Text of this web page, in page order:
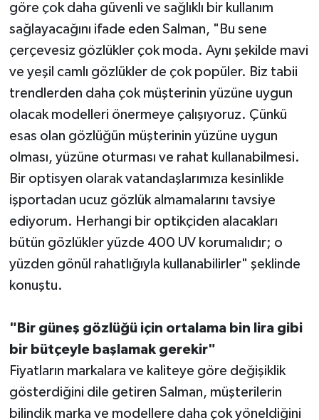
göre çok daha güvenli ve sağlıklı bir kullanım
sağlayacağını ifade eden Salman, "Bu sene
çerçevesiz gözlükler çok moda. Aynı şekilde mavi
ve yeşil camlı gözlükler de çok popüler. Biz tabii
trendlerden daha çok müşterinin yüzüne uygun
olacak modelleri önermeye çalışıyoruz. Çünkü
esas olan gözlüğün müşterinin yüzüne uygun
olması, yüzüne oturması ve rahat kullanabilmesi.
Bir optisyen olarak vatandaşlarımıza kesinlikle
işportadan ucuz gözlük almamalarını tavsiye
ediyorum. Herhangi bir optikçiden alacakları
bütün gözlükler yüzde 400 UV korumalıdır; o
yüzden gönül rahatlığıyla kullanabilirler" şeklinde
konuştu.
"Bir güneş gözlüğü için ortalama bin lira gibi
bir bütçeyle başlamak gerekir"
Fiyatların markalara ve kaliteye göre değişiklik
gösterdiğini dile getiren Salman, müşterilerin
bilindik marka ve modellere daha çok yöneldiğini